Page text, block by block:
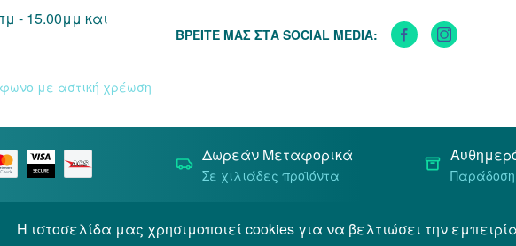
- 15.00μμ και
με αστική χρέωση
ΒΡΕΙΤΕ ΜΑΣ ΣΤΑ SOCIAL MEDIA:
Δωρεάν Μεταφορικά
Σε χιλιάδες προϊόντα Παράδοση
Όροι & Προϋποθέσεις Προσωπικά Δεδομένα
Η ιστοσελίδα μας χρησιμοποιεί cookies για να βελτιώσει την